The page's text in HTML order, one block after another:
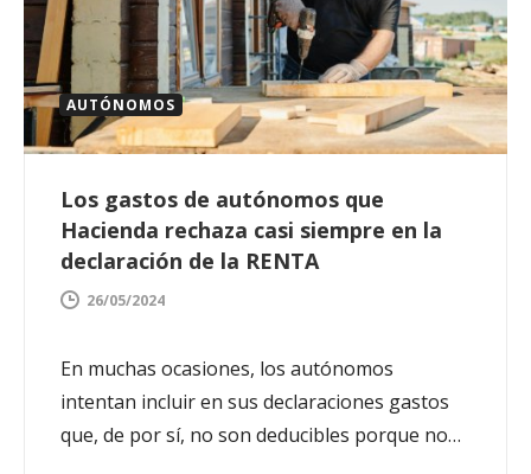
AUTÓNOMOS
Los gastos de autónomos que
Hacienda rechaza casi siempre en la
declaración de la RENTA
26/05/2024
En muchas ocasiones, los autónomos
intentan incluir en sus declaraciones gastos
que, de por sí, no son deducibles porque no…